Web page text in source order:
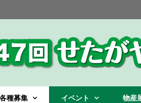
各種募集 イベント 物産